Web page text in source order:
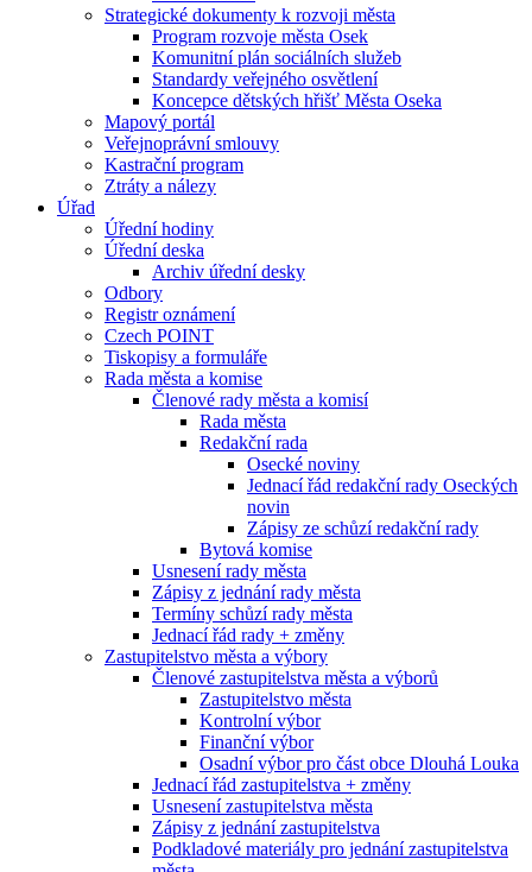
Strategické dokumenty k rozvoji města
Program rozvoje města Osek
Komunitní plán sociálních služeb
Standardy veřejného osvětlení
Koncepce dětských hřišť Města Oseka
Mapový portál
Veřejnoprávní smlouvy
Kastrační program
Ztráty a nálezy
Úřad
Úřední hodiny
Úřední deska
Archiv úřední desky
Odbory
Registr oznámení
Czech POINT
Tiskopisy a formuláře
Rada města a komise
Členové rady města a komisí
Rada města
Redakční rada
Osecké noviny
Jednací řád redakční rady Oseckých
novin
Zápisy ze schůzí redakční rady
Bytová komise
Usnesení rady města
Zápisy z jednání rady města
Termíny schůzí rady města
Jednací řád rady + změny
Zastupitelstvo města a výbory
Členové zastupitelstva města a výborů
Zastupitelstvo města
Kontrolní výbor
Finanční výbor
Osadní výbor pro část obce Dlouhá Louka
Jednací řád zastupitelstva + změny
Usnesení zastupitelstva města
Zápisy z jednání zastupitelstva
Podkladové materiály pro jednání zastupitelstva